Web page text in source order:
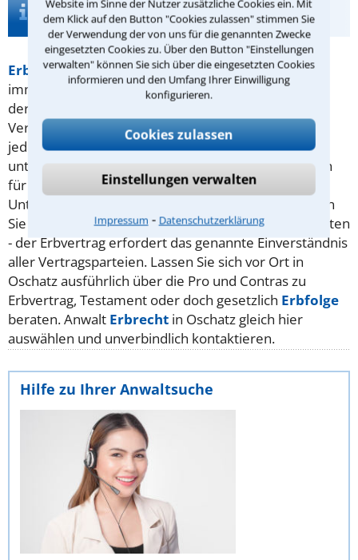
Website im Sinne der Nutzer zusätzliche Cookies ein. Mit
dem Klick auf den Button "Cookies zulassen" stimmen Sie
der Verwendung der von uns für die genannten Zwecke
eingesetzten Cookies zu. Über den Button "Einstellungen
verwalten" können Sie sich über die eingesetzten Cookies
informieren und den Umfang Ihrer Einwilligung
konfigurieren.
Cookies zulassen
Einstellungen verwalten
Impressum ⁃ Datenschutzerklärung
Erbvertrag in Oschatz
Erbvertragin OschatzEin Erbvertrag bietet sich
immer dann an, wenn Sie mit Ihrem Partner oder in
der Familie genau festlegen möchten, was mit dem
Vermögen nach Ihrem Ableben passieren soll. Wie
jeder andere Vertrag auch, gilt er solange, bis alle
unterzeichneten Parteien diesen kündigen oder sich
für eine Variante entscheiden. Das ist der große
Unterschied zum Testament: Ein
können
Sie selbst persönlich so häufig ändern, wie Sie möchten
- der Erbvertrag erfordert das genannte Einverständnis
aller Vertragsparteien. Lassen Sie sich vor Ort in
Oschatz ausführlich über die Pro und Contras zu
Erbvertrag, Testament oder doch gesetzlich Erbfolge
beraten. Anwalt Erbrecht in Oschatz gleich hier
auswählen und unverbindlich kontaktieren.
Hilfe zu Ihrer Anwaltsuche